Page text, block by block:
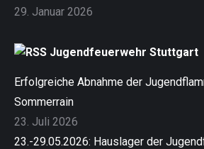
29. Januar 2026
Jugendfeuerwehr Stuttgart
Erfolgreiche Abnahme der
Sommerrain
23. Juli 2026
23.-29.05.2026: Hauslager der